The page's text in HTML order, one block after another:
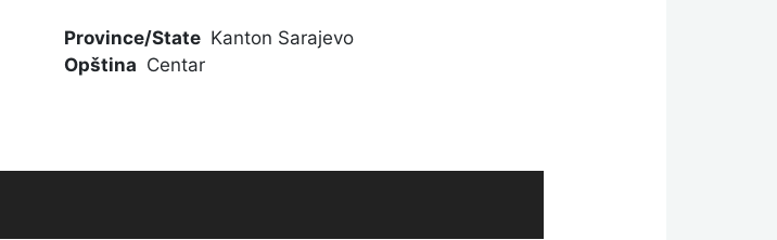
Province/State Kanton Sarajevo
Opština Centar